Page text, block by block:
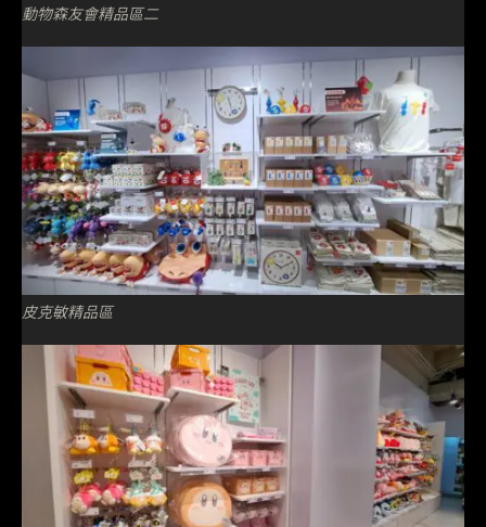
動物森友會精品區二
皮克敏精品區